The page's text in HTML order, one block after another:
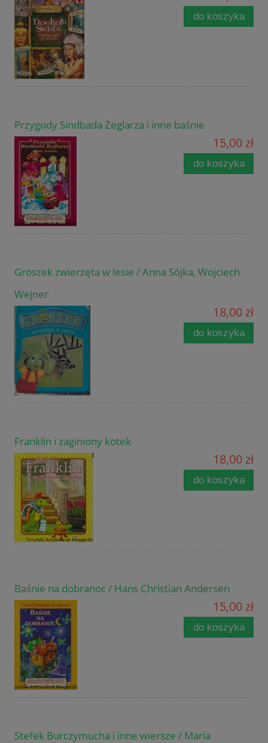
do koszyka
Przygody Sindbada Żeglarza i inne baśnie
15,00 zł
do koszyka
Groszek zwierzęta w lesie / Anna Sójka, Wojciech
Wejner
18,00 zł
do koszyka
Franklin i zaginiony kotek
18,00 zł
do koszyka
Baśnie na dobranoc / Hans Christian Andersen
15,00 zł
do koszyka
Stefek Burczymucha i inne wiersze / Maria